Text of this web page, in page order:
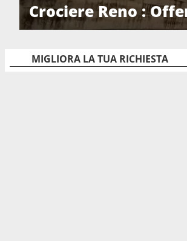
Crociere Reno :
MIGLIORA LA TUA RICHIESTA